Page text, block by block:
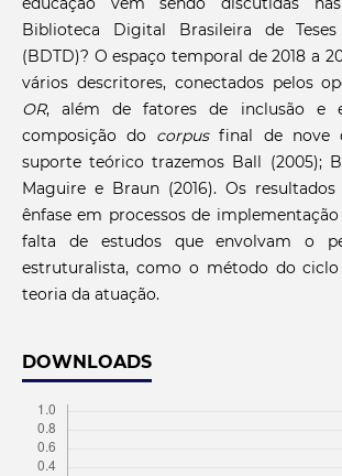
Biblioteca Digital Brasileira de
(BDTD)? O espaço temporal de 2018 a
vários descritores, conectados pelos
OR, além de fatores de inclusão e
composição do corpusfinal de nove
suporte teórico trazemos Ball (2005);
Maguire e Braun (2016). Os
ênfase em processos de
falta de estudos que envolvam o
estruturalista, como o método do
teoria da atuação.
DOWNLOADS